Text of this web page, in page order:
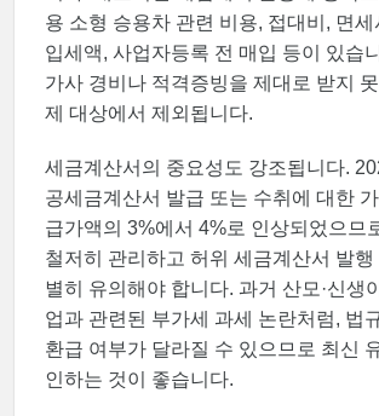
용 소형 승용차 관련 비용, 접대비, 면세
입세액, 사업자등록 전 매입 등이 있습
가사 경비나 적격증빙을 제대로 받지
제 대상에서 제외됩니다.
세금계산서의 중요성도 강조됩니다.
공세금계산서 발급 또는 수취에 대한
급가액의 3%에서 4%로 인상되었으므
철저히 관리하고 허위 세금계산서 발
별히 유의해야 합니다. 과거 산모·신생
업과 관련된 부가세 과세 논란처럼, 법
환급 여부가 달라질 수 있으므로 최신
인하는 것이 좋습니다.